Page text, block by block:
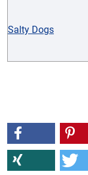
Salty Dogs